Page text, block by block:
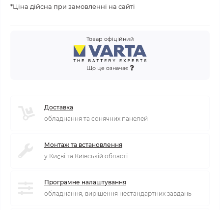
*Ціна дійсна при замовленні на сайті
Товар офіційний
Що це означає
Доставка
обладнання та сонячних панелей
Монтаж та встановлення
у Києві та Київській області
Програмне налаштування
обладнання, вирішення нестандартних завдань